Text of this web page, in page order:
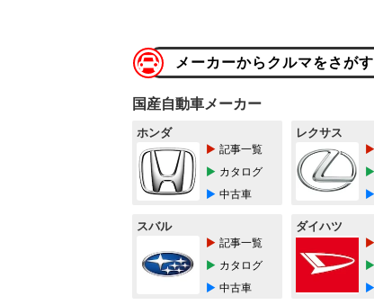
メーカーからクルマをさがす
国産自動車メーカー
ホンダ
記事一覧
カタログ
中古車
レクサス
スバル
記事一覧
カタログ
中古車
ダイハツ